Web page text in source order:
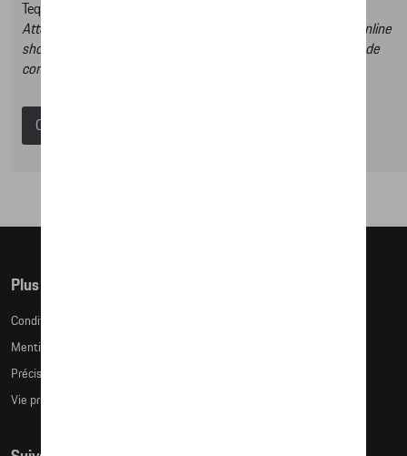
Tequipment.
Attention, en cliquant sur le lien du catalogue vous sortez du online
shop et dans ce catalogue vous n’aurez donc pas la possibilité de
commander des articles en ligne.
Catalogue Porsche
Plus d'informations
Conditions de vente
Mentions légales
Précision des tailles
Vie privée